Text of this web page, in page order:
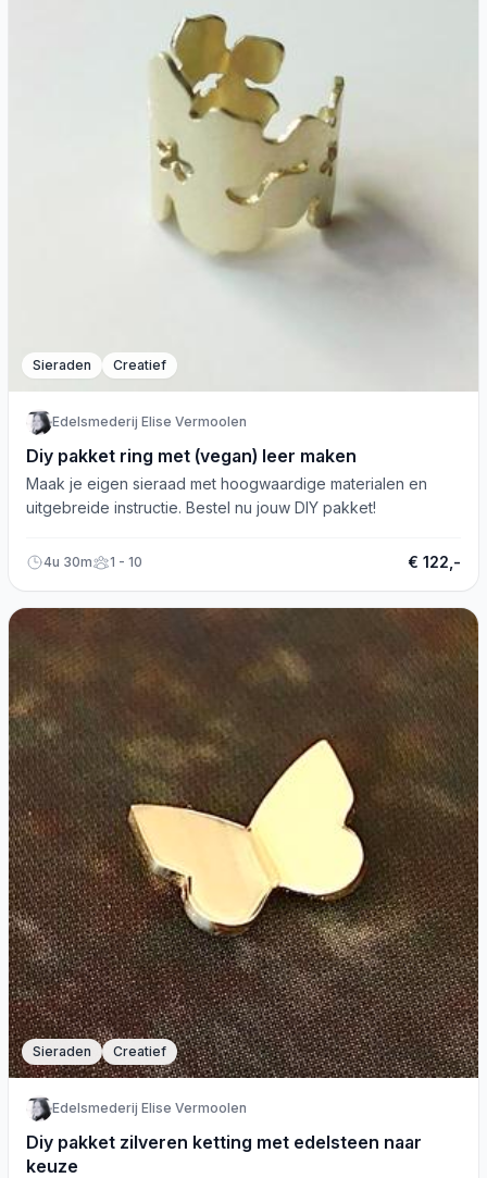
Sieraden Creatief
Edelsmederij Elise Vermoolen
Diy pakket ring met (vegan) leer maken
Maak je eigen sieraad met hoogwaardige materialen en
uitgebreide instructie. Bestel nu jouw DIY pakket!
4u 30m 1 - 10 € 122,-
Sieraden Creatief
Edelsmederij Elise Vermoolen
Diy pakket zilveren ketting met edelsteen naar
keuze